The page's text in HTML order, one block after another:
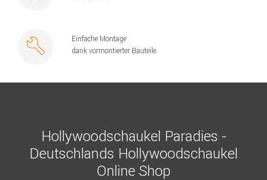
Einfache Montage
dank vormontierter Bauteile
Hollywoodschaukel Paradies -
Deutschlands Hollywoodschaukel
Online Shop